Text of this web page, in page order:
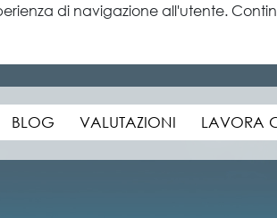
di navigazione all'utente.
BLOG VALUTAZIONI LAVORA